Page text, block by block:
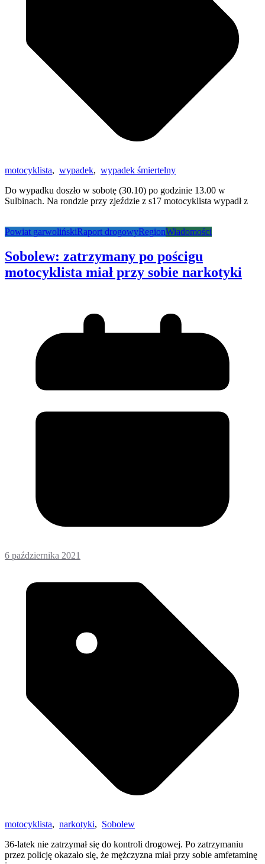
motocyklista, wypadek, wypadek śmiertelny
Do wypadku doszło w sobotę (30.10) po godzinie 13.00 w
Sulbinach. Na rondzie przy zjeździe z s17 motocyklista wypadł z
Powiat garwolińskiRaport drogowyRegionWiadomości
Sobolew: zatrzymany po pościgu
motocyklista miał przy sobie narkotyki
6 października 2021
motocyklista, narkotyki, Sobolew
36-latek nie zatrzymał się do kontroli drogowej. Po zatrzymaniu
przez policję okazało się, że mężczyzna miał przy sobie amfetaminę